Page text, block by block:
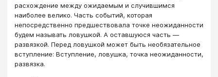
расхождение между ожидаемым и случившимся
наиболее велико. Часть событий, которая
непосредственно предшествовала точке неожиданности
будем называть ловушкой. А оставшуюся часть —
развязкой. Перед ловушкой может быть необязательное
вступление: Вступление, ловушка, точка неожиданности,
развязка.